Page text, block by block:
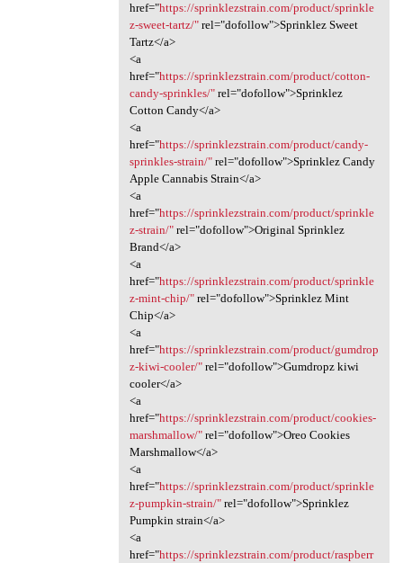
href="https://sprinklezstrain.com/product/sprinkle
z-sweet-tartz/"rel="dofollow">Sprinklez Sweet
Tartz</a>
<a
href="https://sprinklezstrain.com/product/cotton-
candy-sprinkles/"rel="dofollow">Sprinklez
Cotton Candy</a>
<a
href="https://sprinklezstrain.com/product/candy-
sprinkles-strain/"rel="dofollow">Sprinklez Candy
Apple Cannabis Strain</a>
<a
href="https://sprinklezstrain.com/product/sprinkle
z-strain/"rel="dofollow">Original Sprinklez
Brand</a>
<a
href="https://sprinklezstrain.com/product/sprinkle
z-mint-chip/"rel="dofollow">Sprinklez Mint
Chip</a>
<a
href="https://sprinklezstrain.com/product/gumdrop
z-kiwi-cooler/"rel="dofollow">Gumdropz kiwi
cooler</a>
<a
href="https://sprinklezstrain.com/product/cookies-
marshmallow/"rel="dofollow">Oreo Cookies
Marshmallow</a>
<a
href="https://sprinklezstrain.com/product/sprinkle
z-pumpkin-strain/"rel="dofollow">Sprinklez
Pumpkin strain</a>
<a
href="https://sprinklezstrain.com/product/raspberr